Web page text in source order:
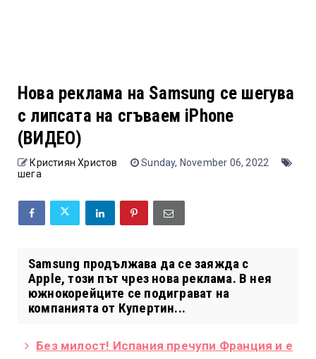
Нова реклама на Samsung се шегува
с липсата на сгъваем iPhone
(ВИДЕО)
Кристиян Христов
Sunday, November 06, 2022
шега
Samsung продължава да се заяжда с
Apple, този път чрез нова реклама. В нея
южнокорейците се подиграват на
компанията от Купертин...
Без милост! Испания пречупи Франция и е